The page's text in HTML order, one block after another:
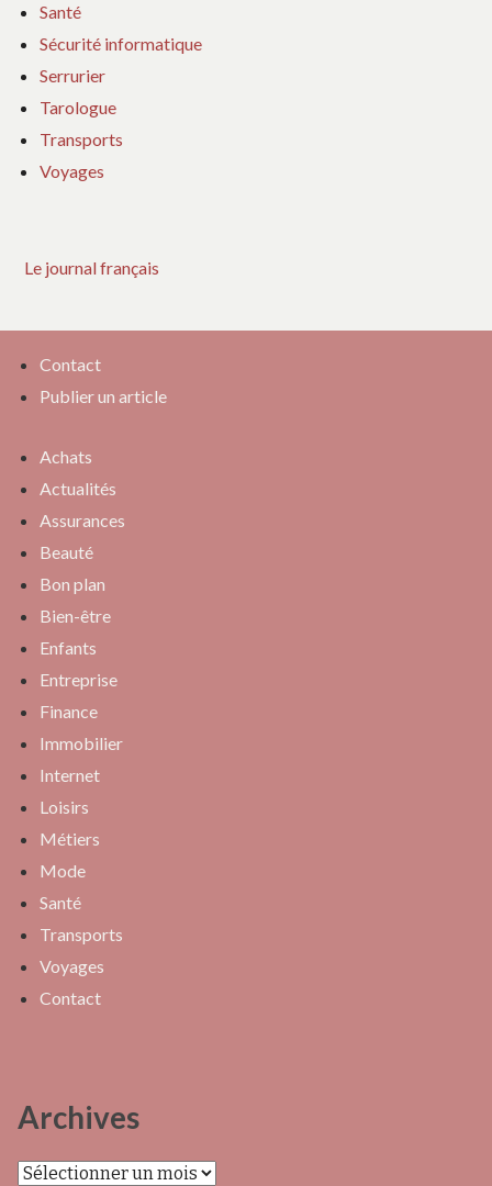
Santé
Sécurité informatique
Serrurier
Tarologue
Transports
Voyages
Le journal français
Contact
Publier un article
Achats
Actualités
Assurances
Beauté
Bon plan
Bien-être
Enfants
Entreprise
Finance
Immobilier
Internet
Loisirs
Métiers
Mode
Santé
Transports
Voyages
Contact
Archives
Archives